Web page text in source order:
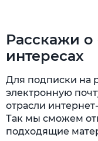
Расскажи о
интересах
Для подписки на
электронную
отрасли
Так мы сможем
подходящие